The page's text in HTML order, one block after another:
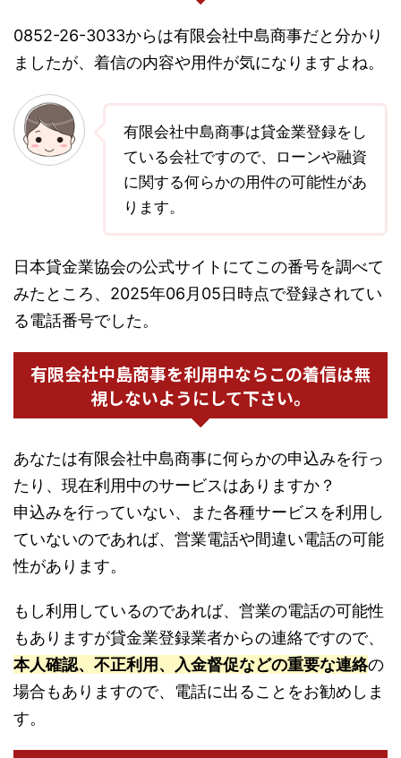
0852-26-3033からは有限会社中島商事だと分かり
ましたが、着信の内容や用件が気になりますよね。
有限会社中島商事は貸金業登録をし
ている会社ですので、ローンや融資
に関する何らかの用件の可能性があ
ります。
日本貸金業協会の公式サイトにてこの番号を調べて
みたところ、2025年06月05日時点で登録されてい
る電話番号でした。
有限会社中島商事を利用中ならこの着信は無
視しないようにして下さい。
あなたは有限会社中島商事に何らかの申込みを行っ
たり、現在利用中のサービスはありますか？
申込みを行っていない、また各種サービスを利用し
ていないのであれば、営業電話や間違い電話の可能
性があります。
もし利用しているのであれば、営業の電話の可能性
もありますが貸金業登録業者からの連絡ですので、
本人確認、不正利用、入金督促などの重要な連絡の
場合もありますので、電話に出ることをお勧めしま
す。